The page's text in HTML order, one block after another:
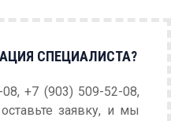
СПЕЦИАЛИСТА?
+7 (903) 509-52-08,
заявку, и мы